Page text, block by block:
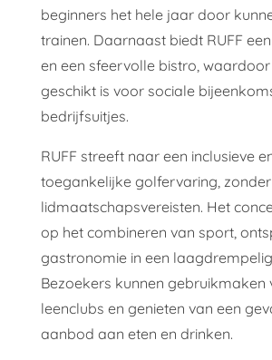
beginners het hele jaar door
trainen. Daarnaast biedt RUFF
en een sfeervolle bistro,
geschikt is voor sociale
bedrijfsuitjes.
RUFF streeft naar een inclusieve
toegankelijke golfervaring,
lidmaatschapsvereisten. Het
op het combineren van sport,
gastronomie in een
Bezoekers kunnen gebruikmaken
leenclubs en genieten van een
aanbod aan eten en drinken.